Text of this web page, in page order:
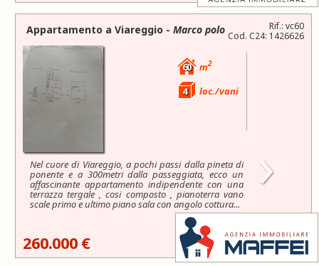
Rif.: vc60
Cod. C24: 1426626
Appartamento a Viareggio - Marco polo
60 m2
4 loc./vani
Nel cuore di Viareggio, a pochi passi dalla pineta di
ponente e a 300metri dalla passeggiata, ecco un
affascinante appartamento indipendente con una
terrazza tergale , cosi composto , pianoterra vano
scale primo e ultimo piano sala con angolo cottura...
›
260.000 €